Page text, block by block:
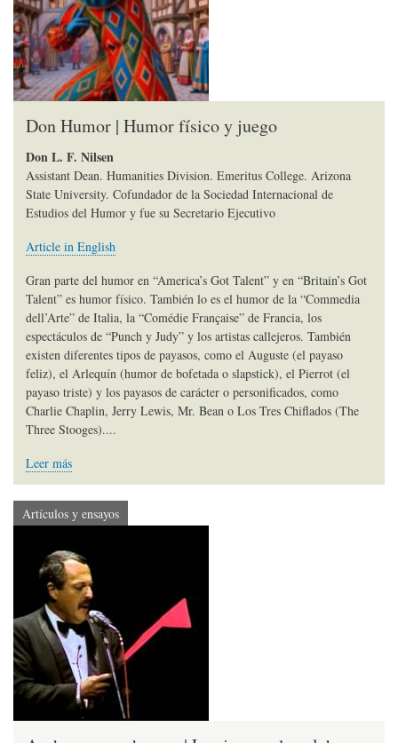
Don Humor | Humor físico y juego
Don L. F. Nilsen
Assistant Dean. Humanities Division. Emeritus College. Arizona
State University. Cofundador de la Sociedad Internacional de
Estudios del Humor y fue su Secretario Ejecutivo
Article in English
Gran parte del humor en “America’s Got Talent” y en “Britain’s Got
Talent” es humor físico. También lo es el humor de la “Commedia
dell’Arte” de Italia, la “Comédie Française” de Francia, los
espectáculos de “Punch y Judy” y los artistas callejeros. También
existen diferentes tipos de payasos, como el Auguste (el payaso
feliz), el Arlequín (humor de bofetada o slapstick), el Pierrot (el
payaso triste) y los payasos de carácter o personificados, como
Charlie Chaplin, Jerry Lewis, Mr. Bean o Los Tres Chiflados (The
Three Stooges)....
Leer más
Artículos y ensayos